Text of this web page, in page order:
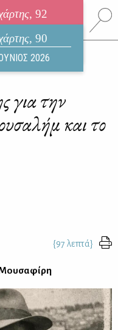
, 92
περιοδικό
2026
, 90
2026
για την
και το
{97 λεπτά}